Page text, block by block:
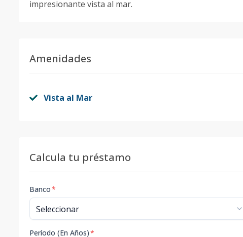
impresionante vista al mar.
Amenidades
Vista al Mar
Calcula tu préstamo
Banco*
Período (En Años)*